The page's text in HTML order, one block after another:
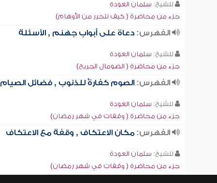
للشيخ: سلمان العودة
جزء من محاضرة ( كيف نتحرر من الأوهام)
الفهرس:دعاة على أبواب جهنم , الأسئلة
للشيخ: سلمان العودة
جزء من محاضرة ( الصومال الجريح)
الفهرس:الصوم كفارةٌ للذنوب , فضائل الصيام
للشيخ: سلمان العودة
جزء من محاضرة ( وقفات في شهر رمضان)
الفهرس:مكان الاعتكاف , وقفة مع الاعتكاف
للشيخ: سلمان العودة
جزء من محاضرة ( وقفات في شهر رمضان)